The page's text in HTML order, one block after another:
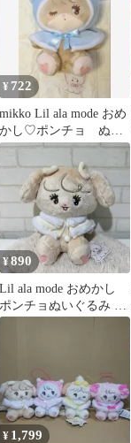
¥ 722
mikko Lil ala mode おめ
かし♡ポンチョ ぬい
ぐるみ ラテ
¥890
Lil ala mode おめかし
ポンチョぬいぐるみ ナ
ッツ mikko
¥ 1,799